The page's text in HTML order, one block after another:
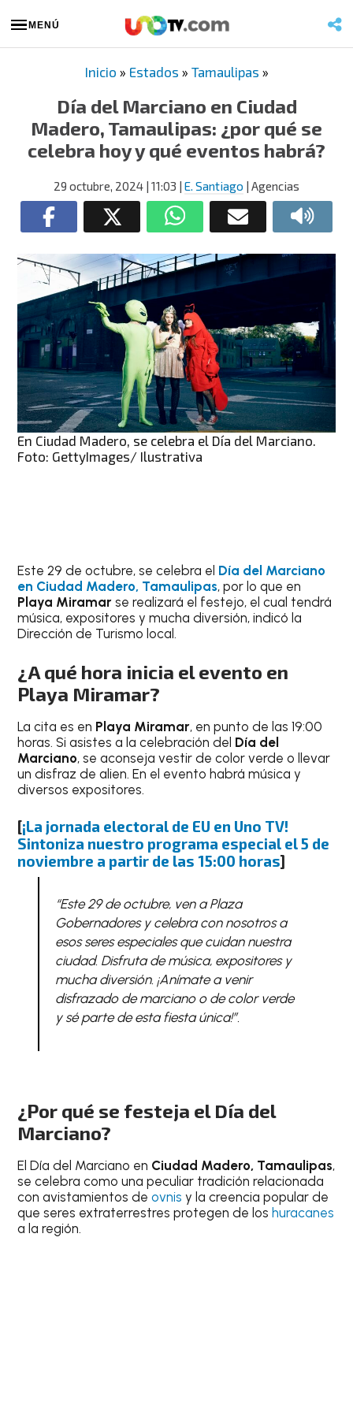
MENÚ
Inicio » Estados » Tamaulipas »
Día del Marciano en Ciudad
Madero, Tamaulipas: ¿por qué se
celebra hoy y qué eventos habrá?
29 octubre, 2024 | 11:03 | E. Santiago | Agencias
En Ciudad Madero, se celebra el Día del Marciano.
Foto: GettyImages/ Ilustrativa
Este 29 de octubre, se celebra el Día del Marciano
en Ciudad Madero, Tamaulipas, por lo que en
Playa Miramarse realizará el festejo, el cual tendrá
música, expositores y mucha diversión, indicó la
Dirección de Turismo local.
¿A qué hora inicia el evento en
Playa Miramar?
La cita es en Playa Miramar, en punto de las 19:00
horas. Si asistes a la celebración del Día del
Marciano, se aconseja vestir de color verde o llevar
un disfraz de alien. En el evento habrá música y
diversos expositores.
[¡La jornada electoral de EU en Uno TV!
Sintoniza nuestro programa especial el 5 de
noviembre a partir de las 15:00 horas]
“Este 29 de octubre, ven a Plaza
Gobernadores y celebra con nosotros a
esos seres especiales que cuidan nuestra
ciudad. Disfruta de música, expositores y
mucha diversión. ¡Anímate a venir
disfrazado de marciano o de color verde
y sé parte de esta fiesta única!”.
¿Por qué se festeja el Día del
Marciano?
El Día del Marciano en Ciudad Madero, Tamaulipas,
se celebra como una peculiar tradición relacionada
con avistamientos deovnis y la creencia popular de
que seres extraterrestres protegen de loshuracanes
a la región.